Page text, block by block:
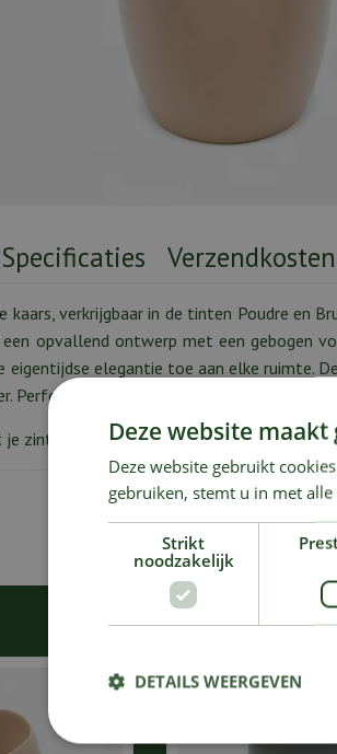
Specificaties Verzendkosten
kaars, verkrijgbaar in de tinten Poudre en
opvallend ontwerp met een gebogen
eigentijdse elegantie toe aan elke ruimte.
Perfect voor ontspannen avonden en
je zintuigen verwennen door zijn verfijnde
Deze website
Deze website gebruikt
gebruiken, stemt u in met
Strikt
noodzakelijk
DETAILS WEERGEVEN